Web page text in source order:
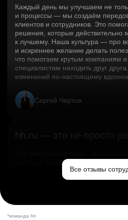
Каждый день мы улучшаем не
и процессы — мы создаём
клиентов и сотрудников. Это
решения, которые действительно
к лучшему. Наша культура — про
и искреннее желание делать
что помогаем крутым компаниям
специалистам находить друг
изменений по‑настоящему
Сергей Чертов
hh.ru — это не просто
свободы. Мы помогаем миру и
по поиску работы в стране.
Все отзывы
*команда hh